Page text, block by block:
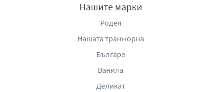
Нашите марки
Родея
Нашата транжорна
Българе
Ванила
Деликат